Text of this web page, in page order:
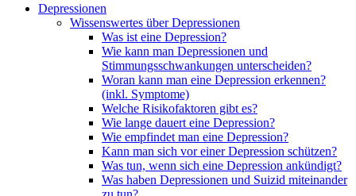
Depressionen
Wissenswertes über Depressionen
Was ist eine Depression?
Wie kann man Depressionen und
Stimmungsschwankungen unterscheiden?
Woran kann man eine Depression erkennen?
(inkl. Symptome)
Welche Risikofaktoren gibt es?
Wie lange dauert eine Depression?
Wie empfindet man eine Depression?
Kann man sich vor einer Depression schützen?
Was tun, wenn sich eine Depression ankündigt?
Was haben Depressionen und Suizid miteinander